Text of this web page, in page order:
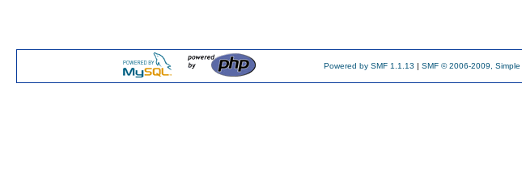
Powered by SMF 1.1.13 | SMF © 2006-2009, Simple